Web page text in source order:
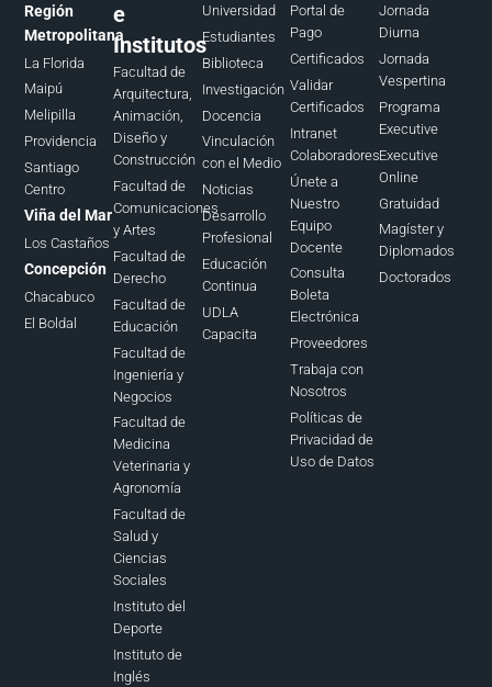
Región
Metropolitana
La Florida
Maipú
Melipilla
Providencia
Santiago
Centro
Viña del Mar
Los Castaños
Concepción
Chacabuco
El Boldal
e
Institutos
Facultad de
Arquitectura,
Animación,
Diseño y
Construcción
Facultad de
Comunicaciones
y Artes
Facultad de
Derecho
Facultad de
Educación
Facultad de
Ingeniería y
Negocios
Facultad de
Medicina
Veterinaria y
Agronomía
Facultad de
Salud y
Ciencias
Sociales
Instituto del
Deporte
Instituto de
Inglés
Universidad
Estudiantes
Biblioteca
Investigación
Docencia
Vinculación
con el Medio
Noticias
Desarrollo
Profesional
Educación
Continua
UDLA
Capacita
Portal de
Pago
Certificados
Validar
Certificados
Intranet
Colaboradores
Únete a
Nuestro
Equipo
Docente
Consulta
Boleta
Electrónica
Proveedores
Trabaja con
Nosotros
Políticas de
Privacidad de
Uso de Datos
Jornada
Diurna
Jornada
Vespertina
Programa
Executive
Executive
Online
Gratuidad
Magíster y
Diplomados
Doctorados